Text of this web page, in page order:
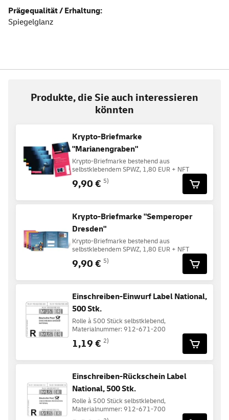
Prägequalität / Erhaltung:
Spiegelglanz
Produkte, die Sie auch interessieren
könnten
Krypto-Briefmarke
"Marianengraben"
Krypto-Briefmarke bestehend aus
selbstklebendem SPWZ, 1,80 EUR + NFT
9,90 € 5)
Krypto-Briefmarke "Semperoper
Dresden"
Krypto-Briefmarke bestehend aus
selbstklebendem SPWZ, 1,80 EUR + NFT
9,90 € 5)
Einschreiben-Einwurf Label National,
500 Stk.
Rolle à 500 Stück selbstklebend,
Materialnummer: 912-671-200
1,19 € 2)
Einschreiben-Rückschein Label
National, 500 Stk.
Rolle à 500 Stück selbstklebend,
Materialnummer: 912-671-700